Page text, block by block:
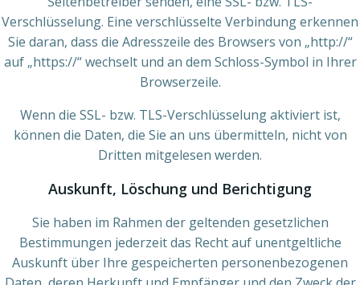
Verschlüsselung. Eine verschlüsselte Verbindung erkennen
Sie daran, dass die Adresszeile des Browsers von „http://“
auf „https://“ wechselt und an dem Schloss-Symbol in Ihrer
Browserzeile.
Wenn die SSL- bzw. TLS-Verschlüsselung aktiviert ist,
können die Daten, die Sie an uns übermitteln, nicht von
Dritten mitgelesen werden.
Auskunft, Löschung und Berichtigung
Sie haben im Rahmen der geltenden gesetzlichen
Bestimmungen jederzeit das Recht auf unentgeltliche
Auskunft über Ihre gespeicherten personenbezogenen